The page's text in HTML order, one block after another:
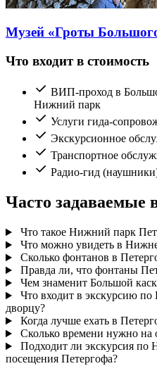
Музей «Гроты
Что входит в стоимость
ВИП-проход в
Нижний парк
Услуги гида-
Экскурсионное
Транспортное
Радио-гид
Часто задаваемые
Что такое Нижний парк
Что можно увидеть в
Сколько фонтанов в
Правда ли, что фонтаны
Чем знаменит Большой
Что входит в экскурсию
дворцу?
Когда лучше ехать в
Сколько времени нужно на
Подходит ли экскурсия по
посещения Петергофа?